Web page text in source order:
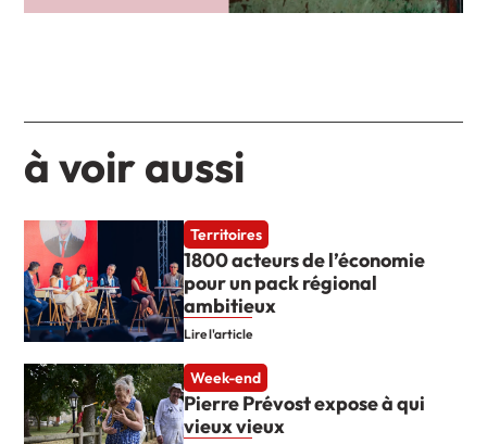
à voir aussi
Territoires
1800 acteurs de l’économie
pour un pack régional
ambitieux
Lire l'article
Week-end
Pierre Prévost expose à qui
vieux vieux